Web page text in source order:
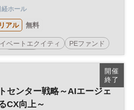
経ホール
リアル 無料
ベートエクイティ
PEファンド
参加無料
開催
終了
センター戦略～AIエージェ
CX向上～